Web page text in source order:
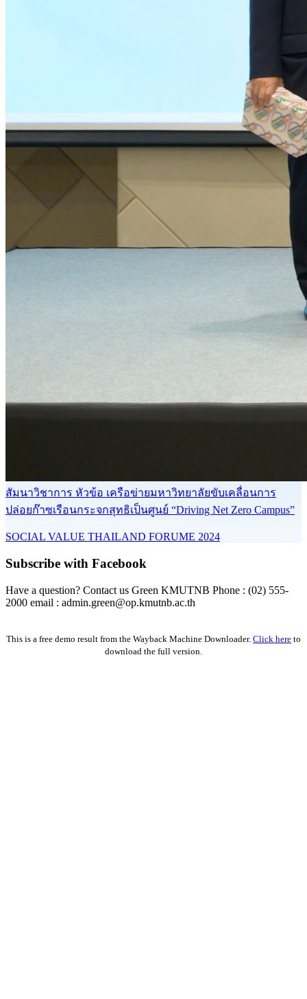
สัมนาวิชาการ หัวข้อ เครือข่ายมหาวิทยาลัยขับเคลื่อนการ
ปล่อยก๊าซเรือนกระจกสุทธิเป็นศูนย์ “Driving Net Zero Campus”
SOCIAL VALUE THAILAND FORUME 2024
Subscribe with Facebook
Have a question? Contact us Green KMUTNB Phone : (02) 555-
2000 email : admin.green@op.kmutnb.ac.th
This is a free demo result from the Wayback Machine Downloader. Click here to
download the full version.